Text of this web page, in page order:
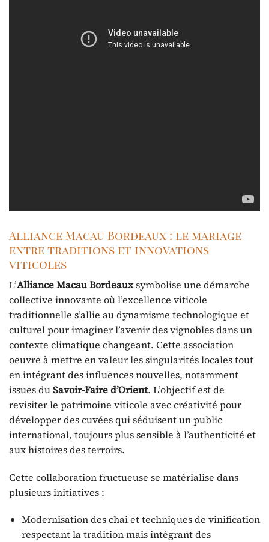
Alliance Macau Bordeaux : le mariage
entre traditions et innovations
viticoles
L’Alliance Macau Bordeauxsymbolise une démarche
collective innovante où l’excellence viticole
traditionnelle s’allie au dynamisme technologique et
culturel pour imaginer l’avenir des vignobles dans un
contexte climatique changeant. Cette association
oeuvre à mettre en valeur les singularités locales tout
en intégrant des influences nouvelles, notamment
issues duSavoir-Faire d’Orient. L’objectif est de
revisiter le patrimoine viticole avec créativité pour
développer des cuvées qui séduisent un public
international, toujours plus sensible à l’authenticité et
aux histoires des terroirs.
Cette collaboration fructueuse se matérialise dans
plusieurs initiatives :
Modernisation des chai et techniques de vinification
respectant la tradition mais intégrant des